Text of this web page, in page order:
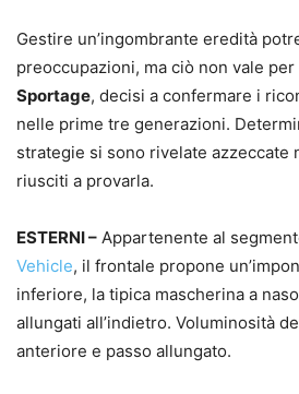
Gestire un’ingombrante eredità
preoccupazioni, ma ciò non vale
Sportage, decisi a confermare i
nelle prime tre generazioni.
strategie si sono rivelate azzeccate
riusciti a provarla.
ESTERNI – Appartenente al
Vehicle, il frontale propone
inferiore, la tipica mascherina a
allungati all’indietro. Voluminosità
anteriore e passo allungato.